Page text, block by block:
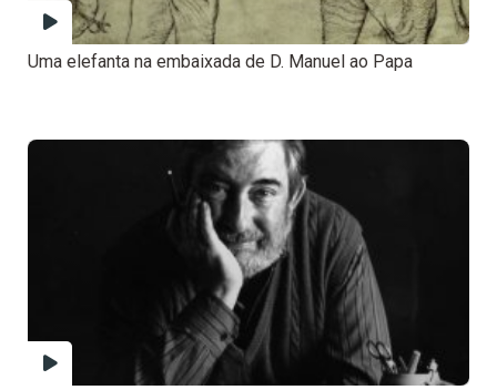
Uma elefanta na embaixada de D. Manuel ao Papa